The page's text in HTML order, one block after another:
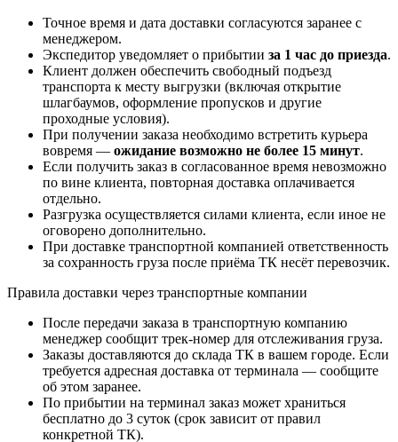
Точное время и дата доставки согласуются заранее с
менеджером.
Экспедитор уведомляет о прибытии за 1 час до приезда.
Клиент должен обеспечить свободный подъезд
транспорта к месту выгрузки (включая открытие
шлагбаумов, оформление пропусков и другие
проходные условия).
При получении заказа необходимо встретить курьера
вовремя — ожидание возможно не более 15 минут.
Если получить заказ в согласованное время невозможно
по вине клиента, повторная доставка оплачивается
отдельно.
Разгрузка осуществляется силами клиента, если иное не
оговорено дополнительно.
При доставке транспортной компанией ответственность
за сохранность груза после приёма ТК несёт перевозчик.
Правила доставки через транспортные компании
После передачи заказа в транспортную компанию
менеджер сообщит трек-номер для отслеживания груза.
Заказы доставляются до склада ТК в вашем городе. Если
требуется адресная доставка от терминала — сообщите
об этом заранее.
По прибытии на терминал заказ может храниться
бесплатно до 3 суток (срок зависит от правил
конкретной ТК).